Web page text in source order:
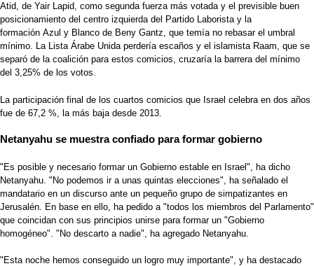
Atid, de Yair Lapid, como segunda fuerza más votada y el previsible buen
posicionamiento del centro izquierda del Partido Laborista y la
formación Azul y Blanco de Beny Gantz, que temía no rebasar el umbral
mínimo. La Lista Árabe Unida perdería escaños y el islamista Raam, que se
separó de la coalición para estos comicios, cruzaría la barrera del mínimo
del 3,25% de los votos.
La participación final de los cuartos comicios que Israel celebra en dos años
fue de 67,2 %, la más baja desde 2013.
Netanyahu se muestra confiado para formar gobierno
"Es posible y necesario formar un Gobierno estable en Israel", ha dicho
Netanyahu. "No podemos ir a unas quintas elecciones", ha señalado el
mandatario en un discurso ante un pequeño grupo de simpatizantes en
Jerusalén. En base en ello, ha pedido a "todos los miembros del Parlamento"
que coincidan con sus principios unirse para formar un "Gobierno
homogéneo". "No descarto a nadie", ha agregado Netanyahu.
"Esta noche hemos conseguido un logro muy importante", y ha destacado